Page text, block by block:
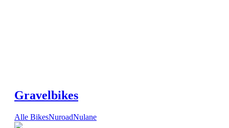
Gravelbikes
Alle BikesNuroadNulane